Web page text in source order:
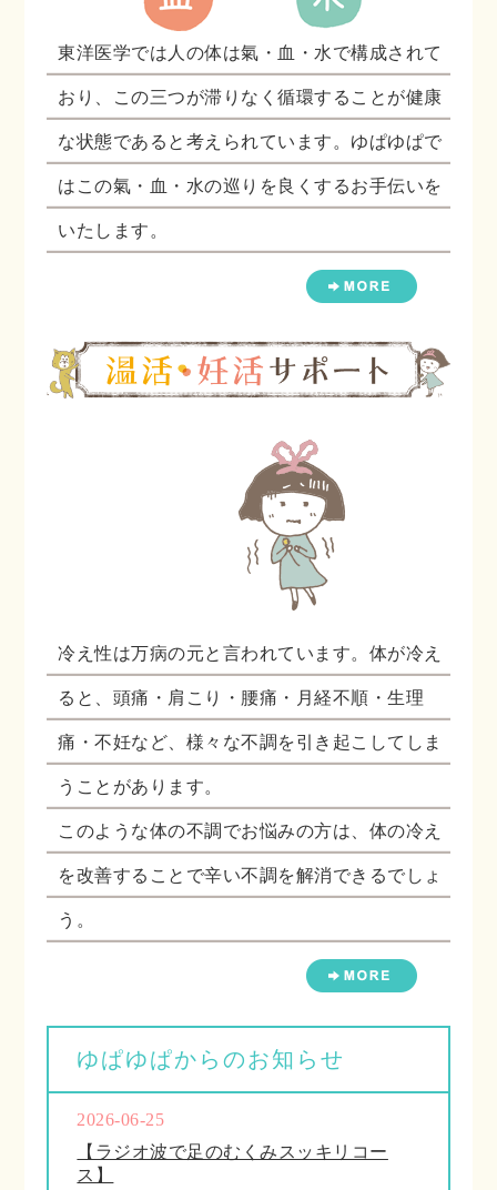
東洋医学では人の体は氣・血・水で構成されて
おり、この三つが滞りなく循環することが健康
な状態であると考えられています。ゆぱゆぱで
はこの氣・血・水の巡りを良くするお手伝いを
いたします。
冷え性は万病の元と言われています。体が冷え
ると、頭痛・肩こり・腰痛・月経不順・生理
痛・不妊など、様々な不調を引き起こしてしま
うことがあります。
このような体の不調でお悩みの方は、体の冷え
を改善することで辛い不調を解消できるでしょ
う。
ゆぱゆぱからのお知らせ
2026-06-25
【ラジオ波で足のむくみスッキリコー
ス】